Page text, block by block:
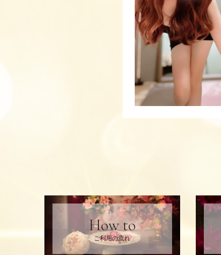
How to
ご利用の流れ